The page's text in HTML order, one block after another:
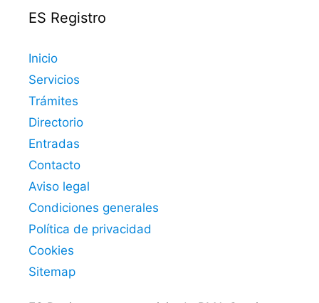
ES Registro
Inicio
Servicios
Trámites
Directorio
Entradas
Contacto
Aviso legal
Condiciones generales
Política de privacidad
Cookies
Sitemap